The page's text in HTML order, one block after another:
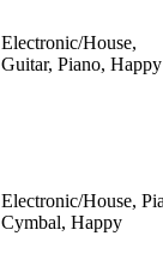
Electronic/House,
Guitar, Piano, Happy
Electronic/House,
Cymbal, Happy